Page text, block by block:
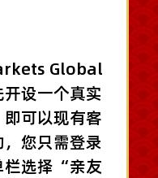
Global
设一个真实
可以现有客
您只需登录
栏选择“亲友